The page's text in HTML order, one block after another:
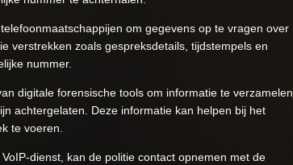
om gegevens op te vragen over
verstrekken zoals gespreksdetails, tijdstempels en
nummer.
digitale forensische tools om informatie te verzamelen,
achtergelaten. Deze informatie kan helpen bij het
te voeren.
dienst, kan de politie contact opnemen met de